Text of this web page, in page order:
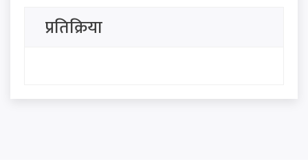
ग्वार्कोमा बस दुर्घटना हुँदा १ जनाको
मृत्यु, १० जना घाइते
तलबमान पारित: साउन १ देखि नै
प्रतिक्रिया